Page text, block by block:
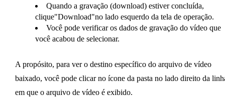
Quando a gravação (download) estiver concluída,
clique"Download"no lado esquerdo da tela de operação.
Você pode verificar os dados de gravação do vídeo que
você acabou de selecionar.
A propósito, para ver o destino específico do arquivo de vídeo
baixado, você pode clicar no ícone da pasta no lado direito da
em que o arquivo de vídeo é exibido.